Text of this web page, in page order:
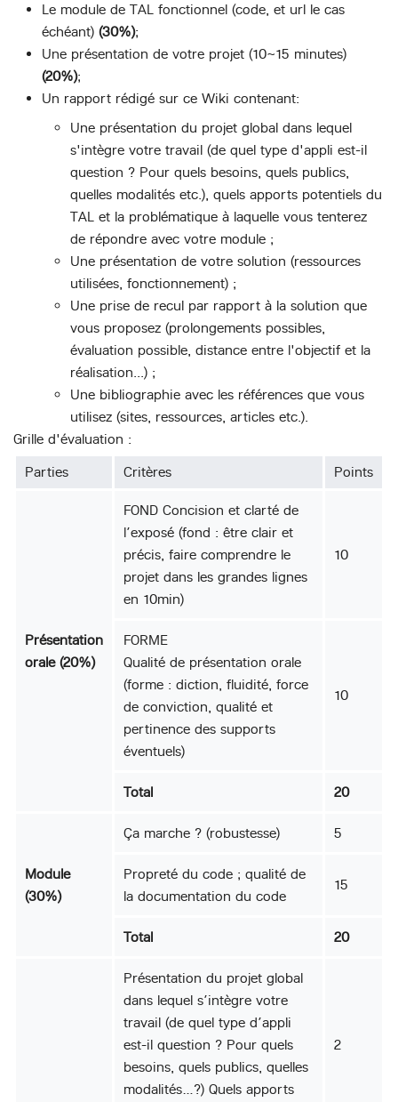
Le module de TAL fonctionnel (code, et url le cas
échéant) (30%);
Une présentation de votre projet (10~15 minutes)
(20%);
Un rapport rédigé sur ce Wiki contenant:
Une présentation du projet global dans lequel
s'intègre votre travail (de quel type d'appli est-il
question ? Pour quels besoins, quels publics,
quelles modalités etc.), quels apports potentiels du
TAL et la problématique à laquelle vous tenterez
de répondre avec votre module ;
Une présentation de votre solution (ressources
utilisées, fonctionnement) ;
Une prise de recul par rapport à la solution que
vous proposez (prolongements possibles,
évaluation possible, distance entre l'objectif et la
réalisation...) ;
Une bibliographie avec les références que vous
utilisez (sites, ressources, articles etc.).
Grille d'évaluation :
Parties
Critères Points
Présentation
orale (20%)
FOND Concision et clarté de
l’exposé (fond : être clair et
précis, faire comprendre le
projet dans les grandes lignes
en 10min)
10
FORME
Qualité de présentation orale
(forme : diction, fluidité, force
de conviction, qualité et
pertinence des supports
éventuels)
10
Total 20
Module
(30%)
Ça marche ? (robustesse) 5
Propreté du code ; qualité de
la documentation du code
15
Total 20
Présentation du projet global
dans lequel s’intègre votre
travail (de quel type d’appli
est-il question ? Pour quels
besoins, quels publics, quelles
modalités…?) Quels apports
2